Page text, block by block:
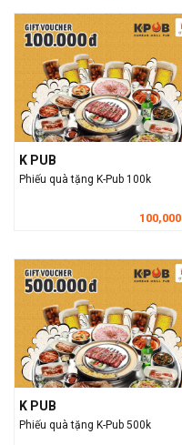
K PUB
Phiếu quà tặng K-Pub 100k
100,000
K PUB
Phiếu quà tặng K-Pub 500k